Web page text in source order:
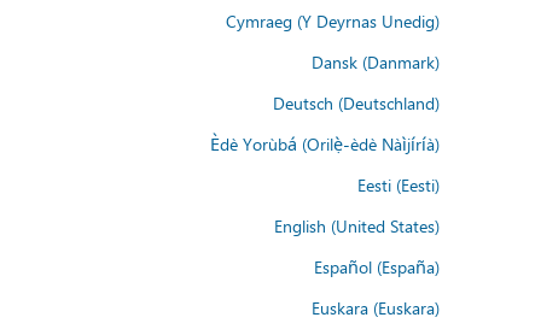
Cymraeg (Y Deyrnas Unedig)
Dansk (Danmark)
Deutsch (Deutschland)
Èdè Yorùbá (Orilẹ̀-èdè Nàìjíríà)
Eesti (Eesti)
English (United States)
Español (España)
Euskara (Euskara)